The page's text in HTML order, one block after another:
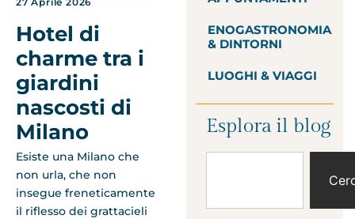
Hotel di
charme tra i
giardini
nascosti di
Milano
Esiste una Milano che
non urla, che non
insegue freneticamente
il riflesso dei grattacieli
ENOGASTRONOMIA
& DINTORNI
LUOGHI & VIAGGI
Esplora il blog